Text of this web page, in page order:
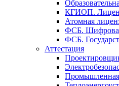
КГИОП.
Атомная
ФСБ.
ФСБ.
Аттестация
Промышленная